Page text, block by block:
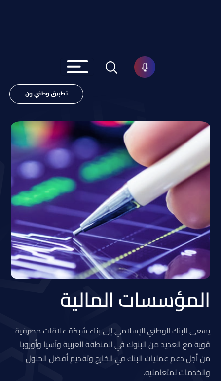
تطبيق وطني ون
المؤسسات المالية
يسعى البنك الوطني الإسلامي إلى بناء شبكة علاقات مصرفية
قوية مع العديد من البنوك في المنطقة العربية وآسيا وأوروبا
من أجل دعم عمليات البنك في الخارج وتقديم أفضل الحلول
والخدمات لمتعامليه.